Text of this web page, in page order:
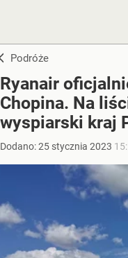
Podróże
Ryanair
Chopina. Na
wyspiarski kraj
Dodano:25 stycznia 2023